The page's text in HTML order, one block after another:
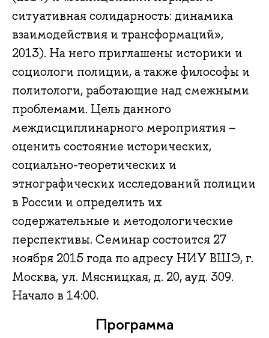
ситуативная солидарность: динамика
взаимодействия и трансформаций»,
2013). На него приглашены историки и
социологи полиции, а также философы и
политологи, работающие над смежными
проблемами. Цель данного
междисциплинарного мероприятия –
оценить состояние исторических,
социально-теоретических и
этнографических исследований полиции
в России и определить их
содержательные и методологические
перспективы. Семинар состоится 27
ноября 2015 года по адресу НИУ ВШЭ, г.
Москва, ул. Мясницкая, д. 20, ауд. 309.
Начало в 14:00.
Программа